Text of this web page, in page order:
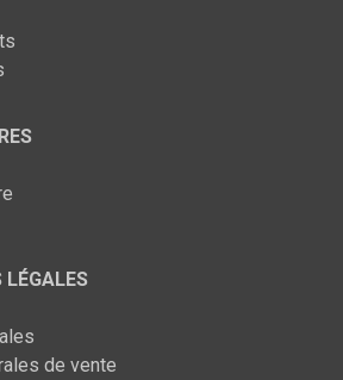
LÉGALES
de vente